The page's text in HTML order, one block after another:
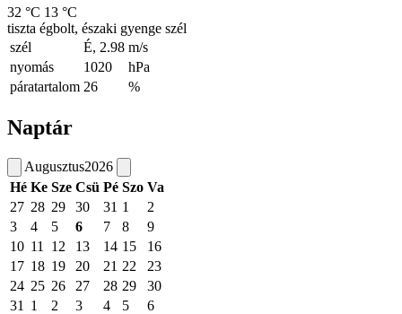
32 °C 13 °C
tiszta égbolt, északi gyenge szél
szél
É, 2.98 m/s
nyomás
1020
hPa
páratartalom 26 %
Naptár
Augusztus2026
Hé Ke Sze Csü Pé Szo Va
27 28 29 30 31 1
2
3
4 5 6 7 8
9
10 11 12 13 14 15
16
17 18 19 20 21 22
23
24 25 26 27 28 29
30
31
1 2 3 4 5 6